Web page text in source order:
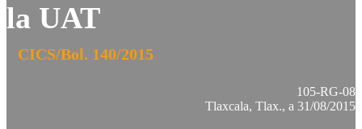
la UAT
CICS/Bol. 140/2015
105-RG-08
Tlaxcala, Tlax., a 31/08/2015